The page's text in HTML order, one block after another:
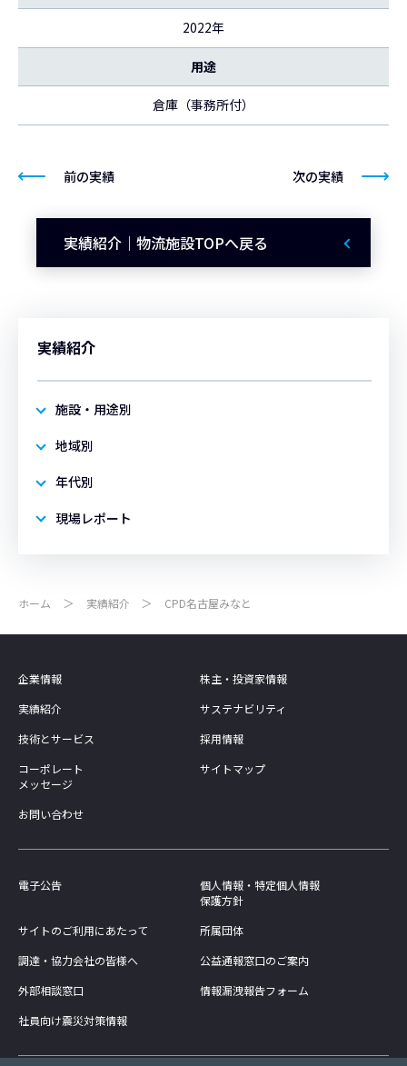
2022年
用途
倉庫（事務所付）
前の実績
実績紹介｜物流施設TOPへ戻る
次の実績
実績紹介
施設・用途別
地域別
年代別
現場レポート
ホーム 実績紹介 CPD名古屋みなと
企業情報
株主・投資家情報
実績紹介
サステナビリティ
技術とサービス
採用情報
コーポレート
メッセージ
サイトマップ
お問い合わせ
電子公告
個人情報・特定個人情報
保護方針
サイトのご利用にあたって
所属団体
調達・協力会社の皆様へ
公益通報窓口のご案内
外部相談窓口
情報漏洩報告フォーム
社員向け震災対策情報